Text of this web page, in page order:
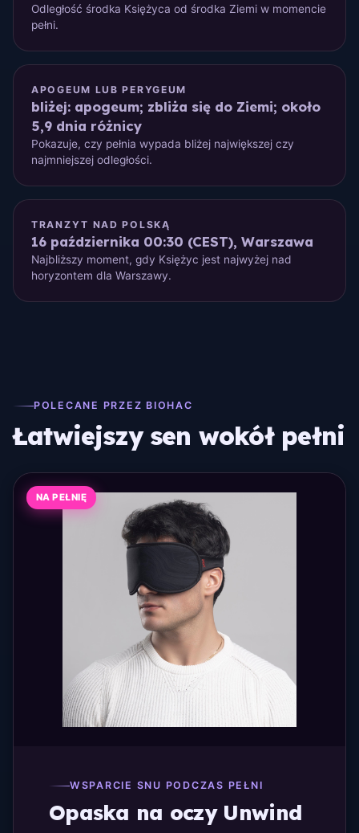
Odległość środka Księżyca od środka Ziemi w momencie
pełni.
APOGEUM LUB PERYGEUM
bliżej: apogeum; zbliża się do Ziemi; około
5,9 dnia różnicy
Pokazuje, czy pełnia wypada bliżej największej czy
najmniejszej odległości.
TRANZYT NAD POLSKĄ
16 października 00:30 (CEST), Warszawa
Najbliższy moment, gdy Księżyc jest najwyżej nad
horyzontem dla Warszawy.
POLECANE PRZEZ BIOHAC
Łatwiejszy sen wokół pełni
NA PEŁNIĘ
WSPARCIE SNU PODCZAS PEŁNI
Opaska na oczy Unwind